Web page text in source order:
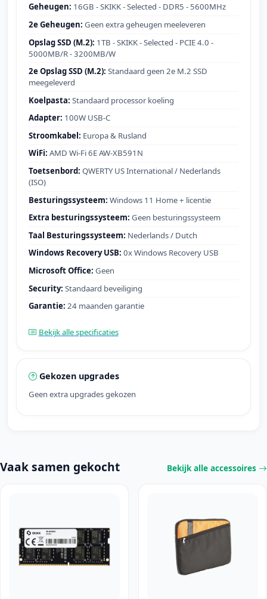
Geheugen: 16GB - SKIKK - Selected - DDR5 - 5600MHz
2e Geheugen: Geen extra geheugen meeleveren
Opslag SSD (M.2): 1TB - SKIKK - Selected - PCIE 4.0 -
5000MB/R - 3200MB/W
2e Opslag SSD (M.2): Standaard geen 2e M.2 SSD
meegeleverd
Koelpasta: Standaard processor koeling
Adapter: 100W USB-C
Stroomkabel: Europa & Rusland
WiFi: AMD Wi-Fi 6E AW-XB591N
Toetsenbord: QWERTY US International / Nederlands
(ISO)
Besturingssysteem: Windows 11 Home + licentie
Extra besturingssysteem: Geen besturingssysteem
Taal Besturingssysteem: Nederlands / Dutch
Windows Recovery USB: 0x Windows Recovery USB
Microsoft Office: Geen
Security: Standaard beveiliging
Garantie: 24 maanden garantie
Bekijk alle specificaties
Gekozen upgrades
Geen extra upgrades gekozen
Vaak samen gekocht Bekijk alle accessoires